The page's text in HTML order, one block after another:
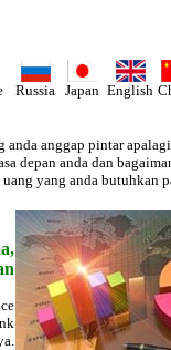
Russia Japan English
anda anggap pintar
depan anda dan
yang anda butuhkan